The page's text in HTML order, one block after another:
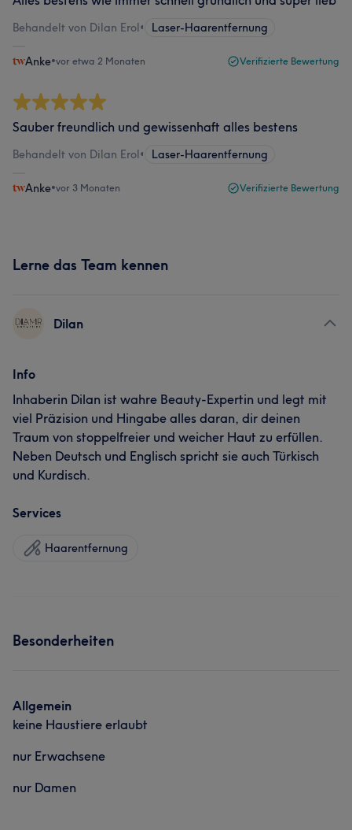
Behandelt von Dilan Erol• Laser-Haarentfernung
Anke•vor etwa 2 Monaten Verifizierte Bewertung
Sauber freundlich und gewissenhaft alles bestens
Behandelt von Dilan Erol• Laser-Haarentfernung
Anke•vor 3 Monaten Verifizierte Bewertung
Lerne das Team kennen
Dilan
Info
Inhaberin Dilan ist wahre Beauty-Expertin und legt mit
viel Präzision und Hingabe alles daran, dir deinen
Traum von stoppelfreier und weicher Haut zu erfüllen.
Neben Deutsch und Englisch spricht sie auch Türkisch
und Kurdisch.
Services
Haarentfernung
Besonderheiten
Allgemein
keine Haustiere erlaubt
nur Erwachsene
nur Damen